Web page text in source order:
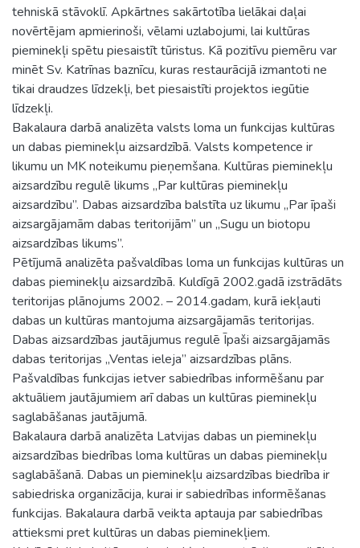
tehniskā stāvoklī. Apkārtnes sakārtotība lielākai daļai
novērtējam apmierinoši, vēlami uzlabojumi, lai kultūras
pieminekļi spētu piesaistīt tūristus. Kā pozitīvu piemēru var
minēt Sv. Katrīnas baznīcu, kuras restaurācijā izmantoti ne
tikai draudzes līdzekļi, bet piesaistīti projektos iegūtie
līdzekļi.
Bakalaura darbā analizēta valsts loma un funkcijas kultūras
un dabas pieminekļu aizsardzībā. Valsts kompetence ir
likumu un MK noteikumu pieņemšana. Kultūras pieminekļu
aizsardzību regulē likums „Par kultūras pieminekļu
aizsardzību”. Dabas aizsardzība balstīta uz likumu „Par īpaši
aizsargājamām dabas teritorijām” un „Sugu un biotopu
aizsardzības likums”.
Pētījumā analizēta pašvaldības loma un funkcijas kultūras un
dabas pieminekļu aizsardzībā. Kuldīgā 2002.gadā izstrādāts
teritorijas plānojums 2002. – 2014.gadam, kurā iekļauti
dabas un kultūras mantojuma aizsargājamās teritorijas.
Dabas aizsardzības jautājumus regulē Īpaši aizsargājamās
dabas teritorijas „Ventas ieleja” aizsardzības plāns.
Pašvaldības funkcijas ietver sabiedrības informēšanu par
aktuāliem jautājumiem arī dabas un kultūras pieminekļu
saglabāšanas jautājumā.
Bakalaura darbā analizēta Latvijas dabas un pieminekļu
aizsardzības biedrības loma kultūras un dabas pieminekļu
saglabāšanā. Dabas un pieminekļu aizsardzības biedrība ir
sabiedriska organizācija, kurai ir sabiedrības informēšanas
funkcijas. Bakalaura darbā veikta aptauja par sabiedrības
attieksmi pret kultūras un dabas pieminekļiem.